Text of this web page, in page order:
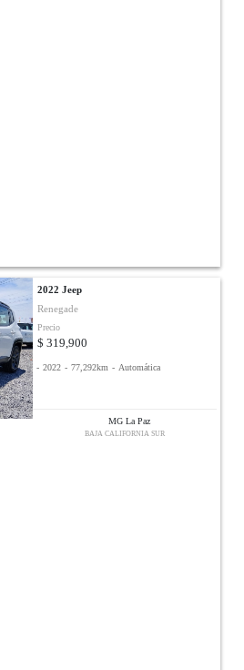
2022 Jeep
Renegade
Precio
$ 319,900
- 2022 - 77,292km - Automática
MG La Paz
BAJA CALIFORNIA SUR